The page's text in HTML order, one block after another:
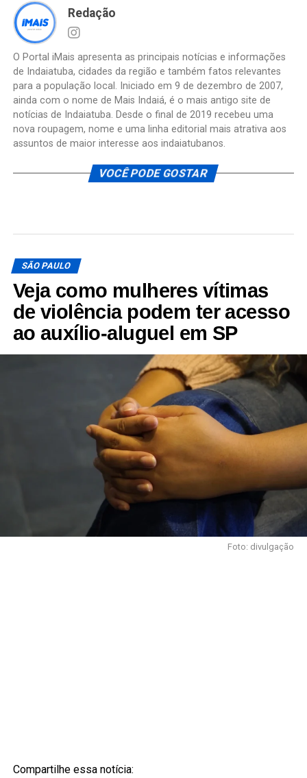
Redação
O Portal iMais apresenta as principais notícias e informações
de Indaiatuba, cidades da região e também fatos relevantes
para a população local. Iniciado em 9 de dezembro de 2007,
ainda com o nome de Mais Indaiá, é o mais antigo site de
notícias de Indaiatuba. Desde o final de 2019 recebeu uma
nova roupagem, nome e uma linha editorial mais atrativa aos
assuntos de maior interesse aos indaiatubanos.
VOCÊ PODE GOSTAR
SÃO PAULO
Veja como mulheres vítimas
de violência podem ter acesso
ao auxílio-aluguel em SP
Foto: divulgação
Compartilhe essa notícia: